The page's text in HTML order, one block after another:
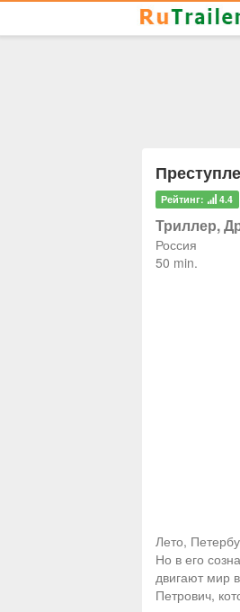
Рейтинг: 4.4
Триллер,
Россия
50 min.
Лето,
Но в его
двигают мир
Петрович,